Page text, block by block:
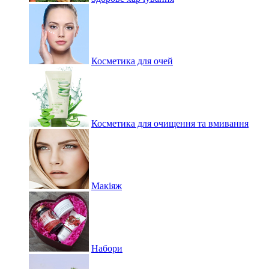
Косметика для очей
Косметика для очищення та вмивання
Макіяж
Набори